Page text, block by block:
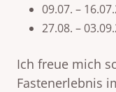
09.07. –
27.08. –
Ich freue mich
Fastenerlebnis